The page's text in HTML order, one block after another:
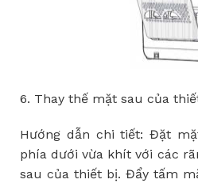
6. Thay thế mặt sau của thiế
Hướng dẫn chi tiết:Đặt mặ
phía dưới vừa khít với các rã
sau của thiết bị. Đẩy tấm m